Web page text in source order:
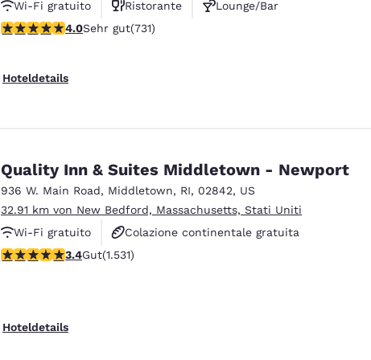
Wi-Fi gratuito
Ristorante
Lounge/Bar
4.01-Sterne-Bewertung. Sehr gut. 731 Bewertungen
4.0Sehr gut(731)
Hoteldetails
Quality Inn & Suites Middletown - Newport
936 W. Main Road, Middletown, RI, 02842, US
32.91 km von New Bedford, Massachusetts, Stati Uniti
Wi-Fi gratuito
Colazione continentale gratuita
Colazione calda gratuita
3.37-Sterne-Bewertung. Gut. 1531 Bewertungen
3.4Gut(1.531)
Hoteldetails